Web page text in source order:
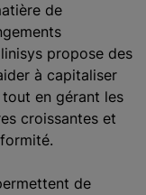
de
propose des
à capitaliser
en gérant les
croissantes et
de